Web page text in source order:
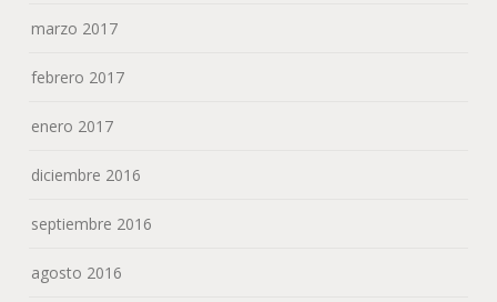
marzo 2017
febrero 2017
enero 2017
diciembre 2016
septiembre 2016
agosto 2016